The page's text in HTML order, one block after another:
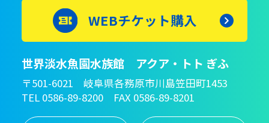
WEBチケット購入
世界淡水魚園水族館 アクア・トト ぎふ
〒501-6021 岐阜県各務原市川島笠田町1453
TEL 0586-89-8200 FAX 0586-89-8201